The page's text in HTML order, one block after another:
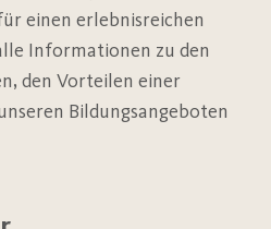
einen erlebnisreichen
Informationen zu den
den Vorteilen einer
Bildungsangeboten